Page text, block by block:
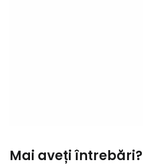
Mai aveți întrebări?